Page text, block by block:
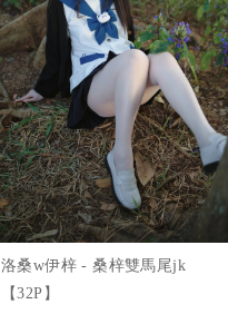
洛桑w伊梓 - 桑梓雙馬尾jk
【32P】